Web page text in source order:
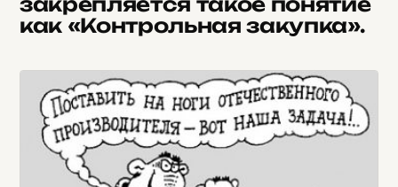
как «Контрольная закупка».